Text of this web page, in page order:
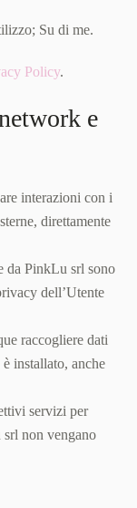
Su di me.
Policy.
e
interazioni con i
direttamente
da PinkLu srl sono
dell’Utente
raccogliere dati
installato, anche
servizi per
srl non vengano